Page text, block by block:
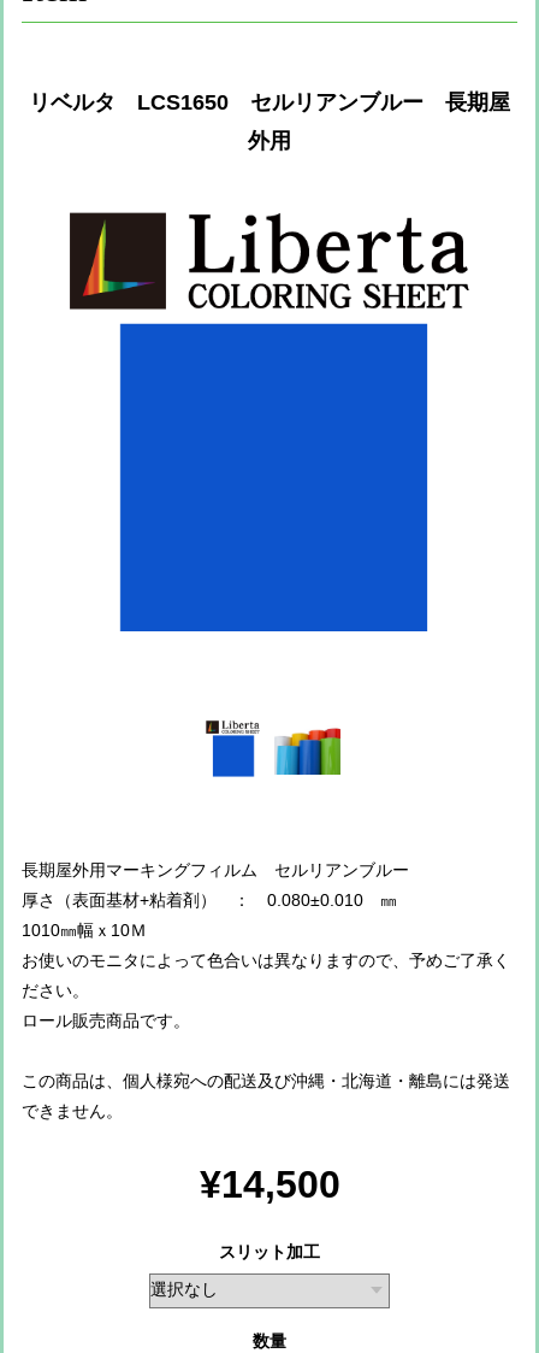
リベルタ LCS1650 セルリアンブルー 長期屋
外用
長期屋外用マーキングフィルム セルリアンブルー
厚さ（表面基材+粘着剤） ： 0.080±0.010 ㎜
1010㎜幅ｘ10Ｍ
お使いのモニタによって色合いは異なりますので、予めご了承く
ださい。
ロール販売商品です。
この商品は、個人様宛への配送及び沖縄・北海道・離島には発送
できません。
¥14,500
スリット加工
数量